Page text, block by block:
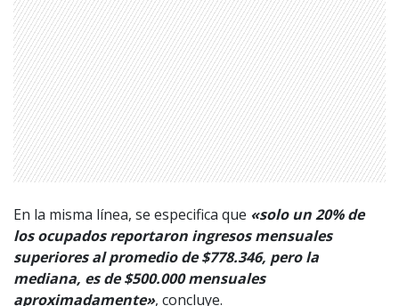
En la misma línea, se especifica que «solo un 20% de
los ocupados reportaron ingresos mensuales
superiores al promedio de $778.346, pero la
mediana, es de $500.000 mensuales
aproximadamente», concluye.
1997 — 2026
© PRISA MEDIA CORP SPA.
Producción musical Cadena Ser, España 2026.
CONTACTO COMERCIAL
Política de privacidad|Política de Cookies
Configuración de Cookies
Valores Pautas publicitarias Presidenciales 2025